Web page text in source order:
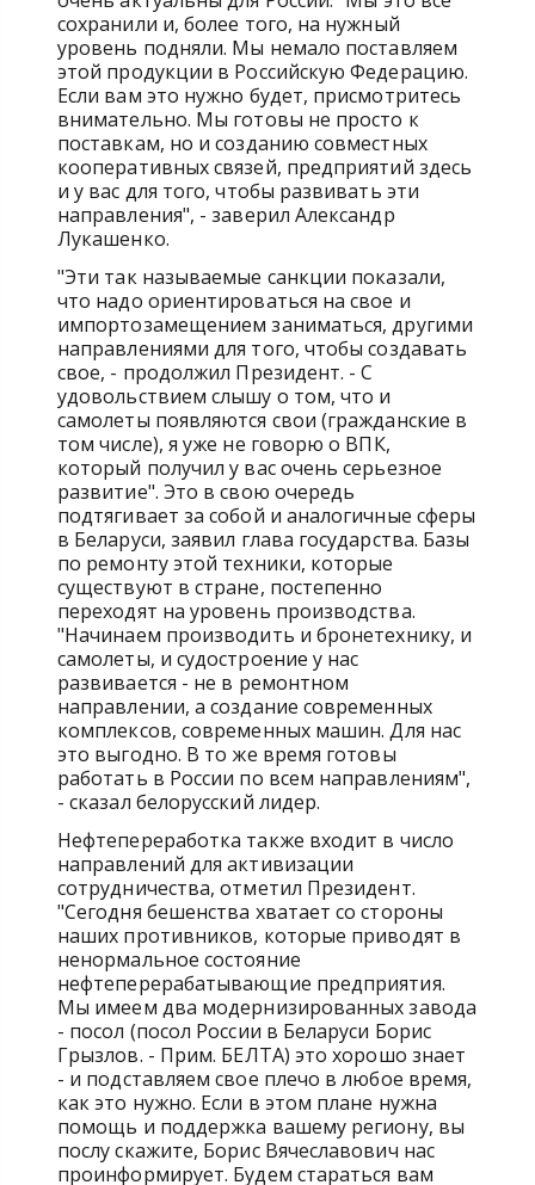
сохранили и, более того, на нужный
уровень подняли. Мы немало поставляем
этой продукции в Российскую Федерацию.
Если вам это нужно будет, присмотритесь
внимательно. Мы готовы не просто к
поставкам, но и созданию совместных
кооперативных связей, предприятий здесь
и у вас для того, чтобы развивать эти
направления", - заверил Александр
Лукашенко.
"Эти так называемые санкции показали,
что надо ориентироваться на свое и
импортозамещением заниматься, другими
направлениями для того, чтобы создавать
свое, - продолжил Президент. - С
удовольствием слышу о том, что и
самолеты появляются свои (гражданские в
том числе), я уже не говорю о ВПК,
который получил у вас очень серьезное
развитие". Это в свою очередь
подтягивает за собой и аналогичные сферы
в Беларуси, заявил глава государства. Базы
по ремонту этой техники, которые
существуют в стране, постепенно
переходят на уровень производства.
"Начинаем производить и бронетехнику, и
самолеты, и судостроение у нас
развивается - не в ремонтном
направлении, а создание современных
комплексов, современных машин. Для нас
это выгодно. В то же время готовы
работать в России по всем направлениям",
- сказал белорусский лидер.
Нефтепереработка также входит в число
направлений для активизации
сотрудничества, отметил Президент.
"Сегодня бешенства хватает со стороны
наших противников, которые приводят в
ненормальное состояние
нефтеперерабатывающие предприятия.
Мы имеем два модернизированных завода
- посол (посол России в Беларуси Борис
Грызлов. - Прим. БЕЛТА) это хорошо знает
- и подставляем свое плечо в любое время,
как это нужно. Если в этом плане нужна
помощь и поддержка вашему региону, вы
послу скажите, Борис Вячеславович нас
проинформирует. Будем стараться вам